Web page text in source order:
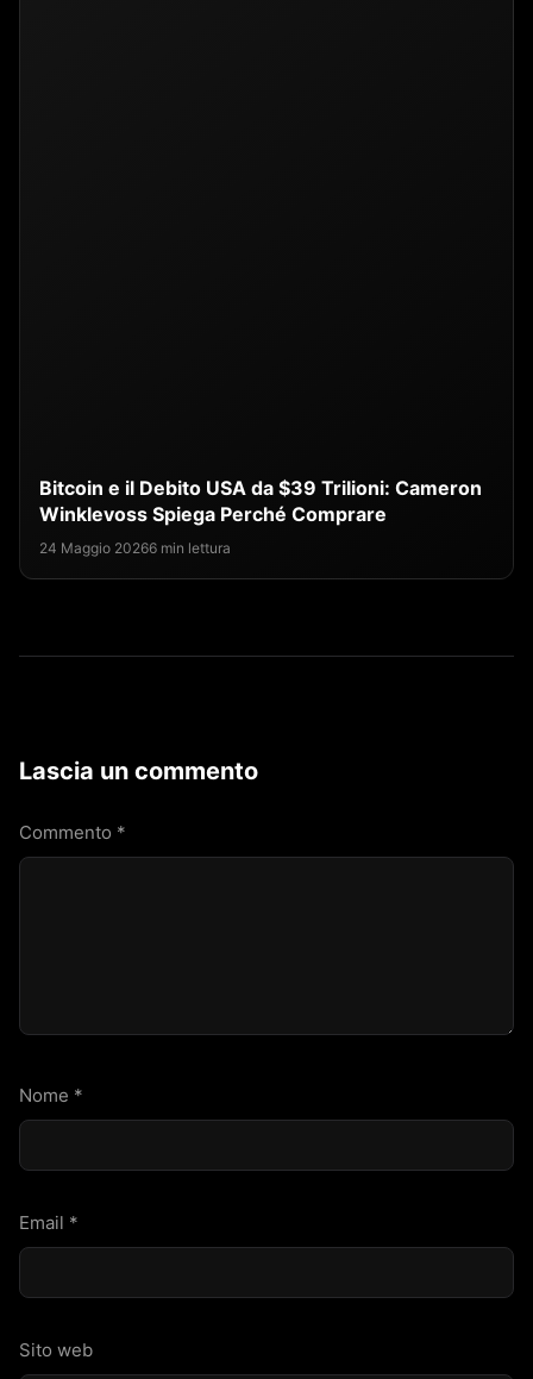
Bitcoin e il Debito USA da $39 Trilioni: Cameron
Winklevoss Spiega Perché Comprare
24 Maggio 20266 min lettura
Lascia un commento
Commento *
Nome *
Email *
Sito web